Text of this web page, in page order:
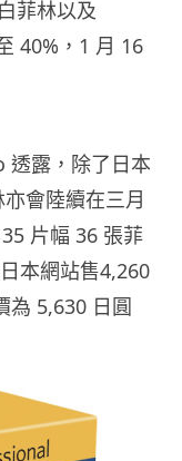
菲林以及
40%，1 月 16
露，除了日本
會陸續在三月
片幅 36 張菲
本網站售4,260
為 5,630 日圓